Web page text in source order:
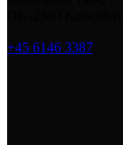
+45 6146 3387